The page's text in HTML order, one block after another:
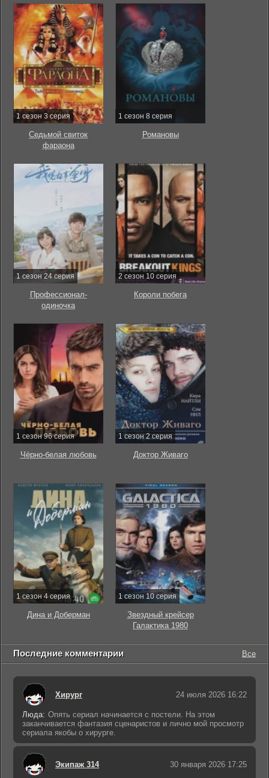
1 сезон 3 серия
Седьмой свиток
фараона
1 сезон 8 серия
Романовы
1 сезон 24 серия
Профессионал-
одиночка
2 сезон 10 серия
Короли побега
1 сезон 96 серия
Чёрно-белая любовь
1 сезон 2 серия
Доктор Живаго
1 сезон 4 серия
Дина и Доберман
1 сезон 10 серия
Звездный крейсер
Галактика 1980
Последние комментарии Все
Хирург 24 июля 2026 16:22
Люда: Опять сериал начинается с постели. На этом
заканчивается фантазия сценаристов и лично мой просмотр
сериала якобы о хирурге.
Экипаж 314 30 января 2026 17:25